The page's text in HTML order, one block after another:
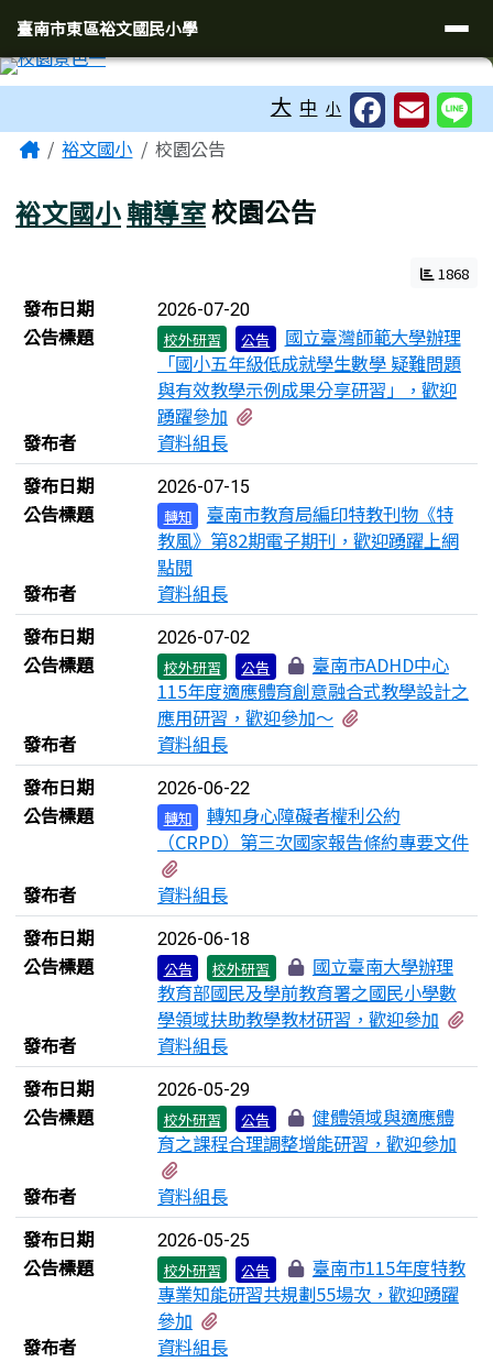
臺南市東區裕文國民小學
導覽列
臺南市東區裕文國民小學
大 中 小
主內容區域
Home裕文國小 校園公告
裕文國小輔導室校園公告
1868
新聞列表
發布日期 2026-07-20
公告標題 校外研習 公告
國立臺灣師範大學辦理
「國小五年級低成就學生數學 疑難問題
與有效教學示例成果分享研習」，歡迎
踴躍參加
發布者
資料組長
發布日期
2026-07-15
公告標題 轉知
臺南市教育局編印特教刊物《特
教風》第82期電子期刊，歡迎踴躍上網
點閱
發布者
資料組長
發布日期
2026-07-02
公告標題 校外研習 公告
臺南市ADHD中心
115年度適應體育創意融合式教學設計之
應用研習，歡迎參加～
發布者
資料組長
發布日期
2026-06-22
公告標題 轉知
轉知身心障礙者權利公約
（CRPD）第三次國家報告條約專要文件
發布者
資料組長
發布日期
2026-06-18
公告標題 公告 校外研習
國立臺南大學辦理
教育部國民及學前教育署之國民小學數
學領域扶助教學教材研習，歡迎參加
發布者
資料組長
發布日期
2026-05-29
公告標題 校外研習 公告
健體領域與適應體
育之課程合理調整增能研習，歡迎參加
發布者
資料組長
發布日期
2026-05-25
公告標題 校外研習 公告
臺南市115年度特教
專業知能研習共規劃55場次，歡迎踴躍
參加
發布者
資料組長
頁尾區域